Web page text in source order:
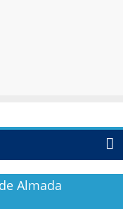
Almada